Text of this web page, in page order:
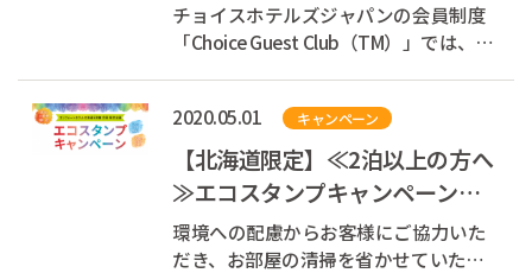
チョイスホテルズジャパンの会員制度
「Choice Guest Club（TM）」では、認
が意欲と創造性を育める社会を目指し
て活動している団体です。 新型コロナ
ウイルスの影響拡大により、2020年2月
27...
2020.05.01 キャンペーン
【北海道限定】≪2泊以上の方へ
≫エコスタンプキャンペーン実
施中
環境への配慮からお客様にご協力いた
だき、お部屋の清掃を省かせていただ